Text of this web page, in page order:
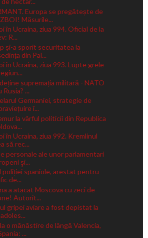
Europa se pregătește de
Măsurile...
în Ucraina, ziua 994. Oficial de la
R...
și-a sporit securitatea la
din Pal...
în Ucraina, ziua 993. Lupte grele
supremația militară - NATO
Rusia? ...
Germaniei, strategie de
î...
la vârful politicii din Republica
în Ucraina, ziua 992. Kremlinul
să rec...
personale ale unor parlamentari
şi...
poliției spaniole, arestat pentru
de...
a atacat Moscova cu zeci de
Autorit...
gripei aviare a fost depistat la
o mănăstire de lângă Valencia,
...